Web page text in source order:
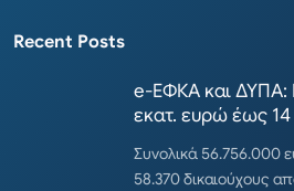
Recent Posts
e-ΕΦΚΑ και
εκατ. ευρώ έως
Συνολικά 56.756.000
58.370 δικαιούχους